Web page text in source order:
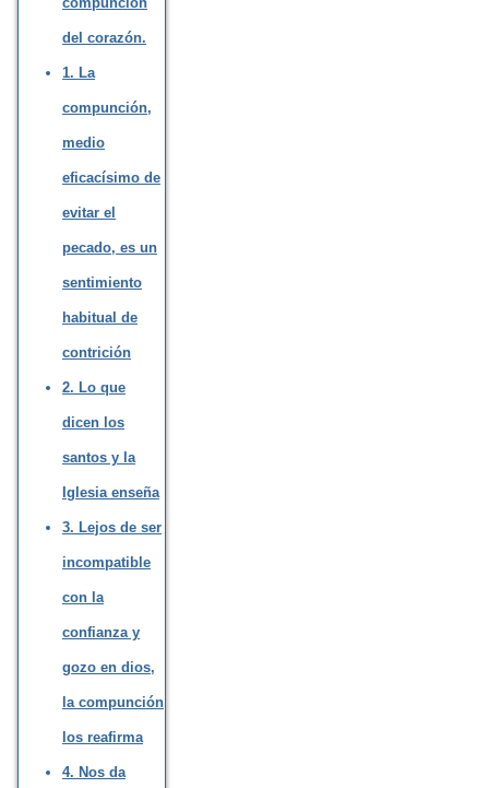
del corazón.
1. La
compunción,
medio
eficacísimo de
evitar el
pecado, es un
sentimiento
habitual de
contrición
2. Lo que
dicen los
santos y la
Iglesia enseña
3. Lejos de ser
incompatible
con la
confianza y
gozo en dios,
la compunción
los reafirma
4. Nos da